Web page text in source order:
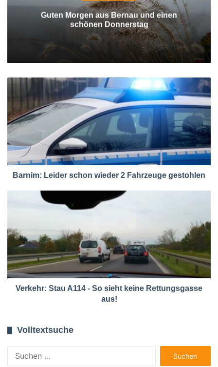
Guten Morgen aus Bernau und einen
schönen Donnerstag
Barnim: Leider schon wieder 2 Fahrzeuge gestohlen
Verkehr: Stau A114 - So sieht keine Rettungsgasse
aus!
Volltextsuche
nach: